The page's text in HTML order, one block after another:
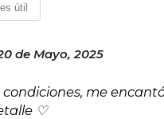
útil
de Mayo, 2025
me
♡